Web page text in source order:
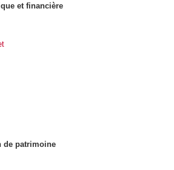
et financière
de patrimoine